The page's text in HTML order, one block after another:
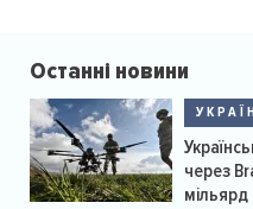
Останні новини
через
мільярд